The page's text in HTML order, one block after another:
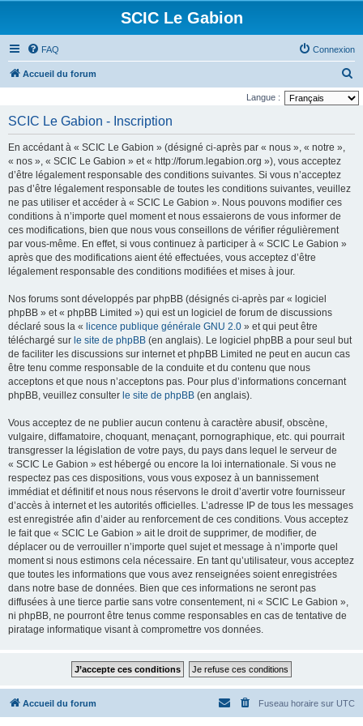
SCIC Le Gabion
FAQ Connexion
Accueil du forum
e
Langue :
SCIC Le Gabion - Inscription
En accédant à « SCIC Le Gabion » (désigné ci-après par « nous », « notre »,
« nos », « SCIC Le Gabion » et « http://forum.legabion.org »), vous acceptez
d’être légalement responsable des conditions suivantes. Si vous n’acceptez
pas d’être légalement responsable de toutes les conditions suivantes, veuillez
ne pas utiliser et accéder à « SCIC Le Gabion ». Nous pouvons modifier ces
conditions à n’importe quel moment et nous essaierons de vous informer de
ces modifications, bien que nous vous conseillons de vérifier régulièrement
par vous-même. En effet, si vous continuez à participer à « SCIC Le Gabion »
après que des modifications aient été effectuées, vous acceptez d’être
légalement responsable des conditions modifiées et mises à jour.
Nos forums sont développés par phpBB (désignés ci-après par « logiciel
phpBB » et « phpBB Limited ») qui est un logiciel de forum de discussions
déclaré sous la « licence publique générale GNU 2.0 » et qui peut être
téléchargé sur le site de phpBB (en anglais). Le logiciel phpBB a pour seul but
de faciliter les discussions sur internet et phpBB Limited ne peut en aucun cas
être tenu comme responsable de la conduite et du contenu que nous
acceptons et que nous n’acceptons pas. Pour plus d’informations concernant
phpBB, veuillez consulter le site de phpBB (en anglais).
Vous acceptez de ne publier aucun contenu à caractère abusif, obscène,
vulgaire, diffamatoire, choquant, menaçant, pornographique, etc. qui pourrait
transgresser la législation de votre pays, du pays dans lequel le serveur de
« SCIC Le Gabion » est hébergé ou encore la loi internationale. Si vous ne
respectez pas ces dispositions, vous vous exposez à un bannissement
immédiat et définitif et nous nous réservons le droit d’avertir votre fournisseur
d’accès à internet et les autorités officielles. L’adresse IP de tous les messages
est enregistrée afin d’aider au renforcement de ces conditions. Vous acceptez
le fait que « SCIC Le Gabion » ait le droit de supprimer, de modifier, de
déplacer ou de verrouiller n’importe quel sujet et message à n’importe quel
moment si nous estimons cela nécessaire. En tant qu’utilisateur, vous acceptez
que toutes les informations que vous avez renseignées soient enregistrées
dans notre base de données. Bien que ces informations ne seront pas
diffusées à une tierce partie sans votre consentement, ni « SCIC Le Gabion »,
ni phpBB, ne pourront être tenus comme responsables en cas de tentative de
piratage informatique visant à compromettre vos données.
Accueil du forum Fuseau horaire sur UTC